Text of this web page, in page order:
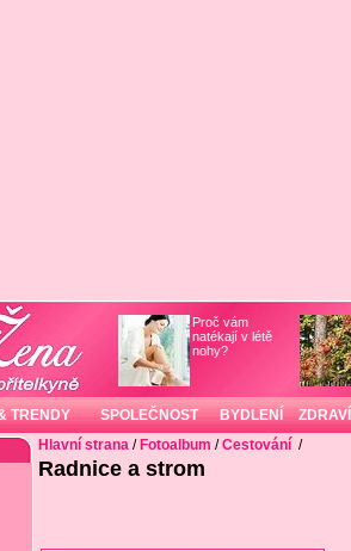
Proč vám
natékají v létě
nohy?
TRENDY SPOLEČNOST BYDLENÍ ZDRAVÍ
Hlavní strana / Fotoalbum /Cestování /
Radnice a strom